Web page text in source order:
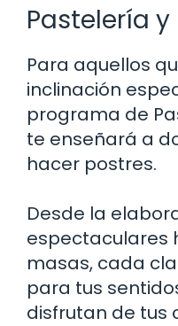
Pastelería
Para aquellos
inclinación
programa de
te enseñará a
hacer postres.
Desde la
espectaculares
masas, cada
para tus
disfrutan de tus